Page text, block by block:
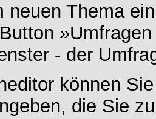
neuen Thema
- der
können
die Sie